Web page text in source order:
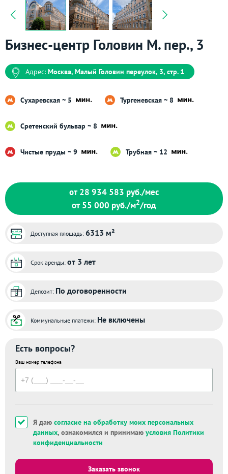
Бизнес-центр Головин М. пер., 3
Адрес: Москва, Малый Головин переулок, 3, стр. 1
Сухаревская ~ 5 Тургеневская ~ 8
Сретенский бульвар ~ 8
Чистые пруды ~ 9 Трубная ~ 12
от 28 934 583 руб./мес
от 55 000 руб./м2/год
Доступная площадь: 6313 м²
Срок аренды: от 3 лет
Депозит: По договоренности
Коммунальные платежи: Не включены
Есть вопросы?
Ваш номер телефона
Я даю согласие на обработку моих персональных
данных, ознакомился и принимаю условия Политики
конфиденциальности
Заказать звонок